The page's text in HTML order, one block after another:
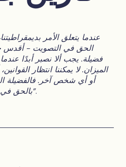
الحق في التصويت - أقدس
فضيلة. يجب ألا نصبر أبدًا
الميزان. لا يمكننا انتظار
أو أي شخص آخر. فالفضيلة
بالحق في التصويت هي نفاد الصبر".